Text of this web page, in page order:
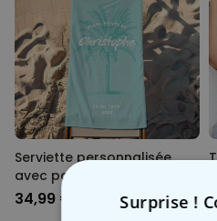
Serviette personnalisée
avec palmier et texte
34,99 € Surprise !